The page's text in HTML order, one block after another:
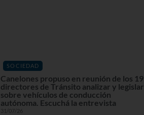
SOCIEDAD
Canelones propuso en reunión de los 19
directores de Tránsito analizar y legislar
sobre vehículos de conducción
autónoma. Escuchá la entrevista
31/07/26